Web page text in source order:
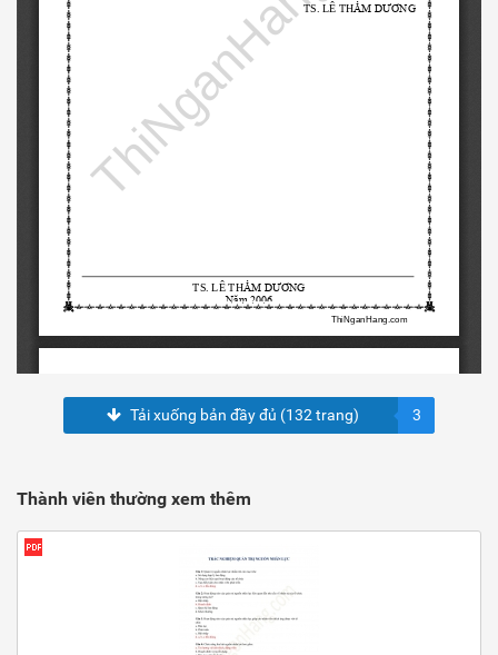
Tải xuống bản đầy đủ (132 trang) 3
Thành viên thường xem thêm